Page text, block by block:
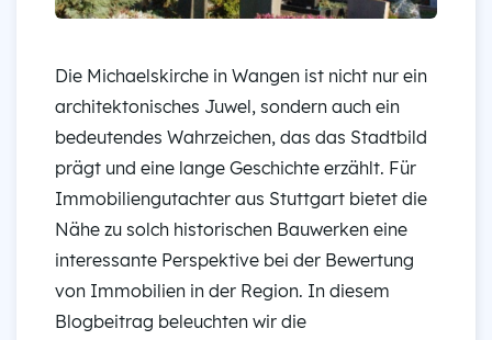
Die Michaelskirche in Wangen ist nicht nur ein
architektonisches Juwel, sondern auch ein
bedeutendes Wahrzeichen, das das Stadtbild
prägt und eine lange Geschichte erzählt. Für
Immobiliengutachter aus Stuttgart bietet die
Nähe zu solch historischen Bauwerken eine
interessante Perspektive bei der Bewertung
von Immobilien in der Region. In diesem
Blogbeitrag beleuchten wir die